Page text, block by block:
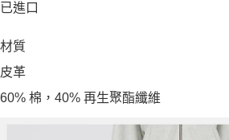
已進口
材質
皮革
60% 棉，40% 再生聚酯纖維